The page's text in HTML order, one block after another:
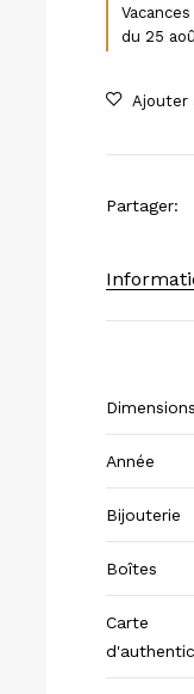
du 25
Partager:
Dimensions
Année
Bijouterie
Boîtes
Carte